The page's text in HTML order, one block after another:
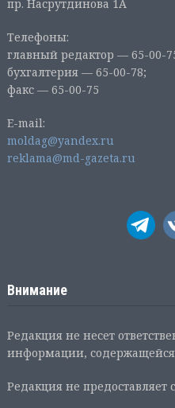
пр. Насрутдинова 1А
Телефоны:
главный редактор — 65-00-
бухгалтерия — 65-00-78;
факс — 65-00-75
E-mail:
moldag@yandex.ru
reklama@md-gazeta.ru
Внимание
Редакция не несет
информации,
Редакция не